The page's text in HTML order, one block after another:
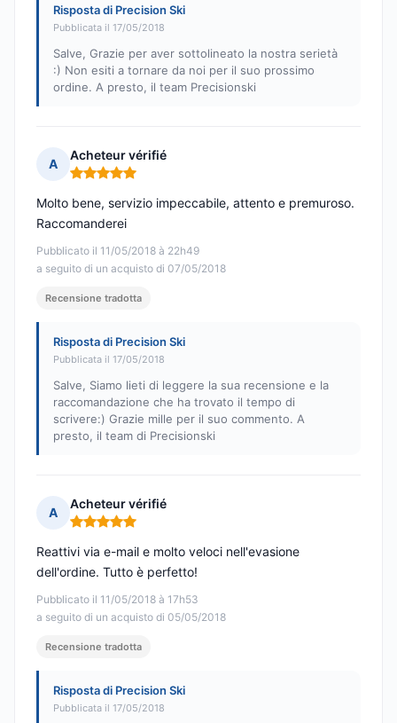
Risposta di Precision Ski
Pubblicata il 17/05/2018
Salve, Grazie per aver sottolineato la nostra serietà
:) Non esiti a tornare da noi per il suo prossimo
ordine. A presto, il team Precisionski
A
Acheteur vérifié
Nota: 5 su 5
Pubblicato il 11/05/2018 à 22h49
a seguito di un acquisto di 07/05/2018
Molto bene, servizio impeccabile, attento e premuroso.
Raccomanderei
Recensione tradotta
Risposta di Precision Ski
Pubblicata il 17/05/2018
Salve, Siamo lieti di leggere la sua recensione e la
raccomandazione che ha trovato il tempo di
scrivere:) Grazie mille per il suo commento. A
presto, il team di Precisionski
A
Acheteur vérifié
Nota: 5 su 5
Pubblicato il 11/05/2018 à 17h53
a seguito di un acquisto di 05/05/2018
Reattivi via e-mail e molto veloci nell'evasione
dell'ordine. Tutto è perfetto!
Recensione tradotta
Risposta di Precision Ski
Pubblicata il 17/05/2018